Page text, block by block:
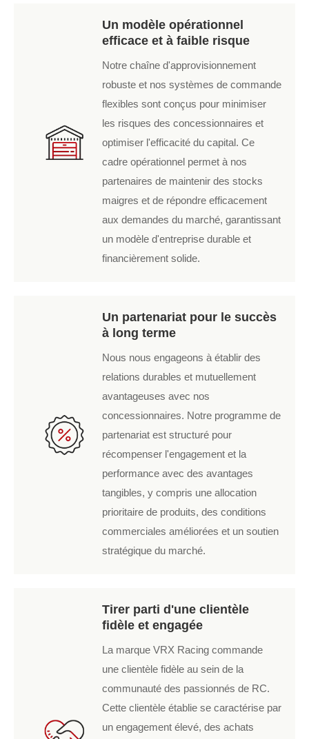
Un modèle opérationnel
efficace et à faible risque
Notre chaîne d'approvisionnement
robuste et nos systèmes de commande
flexibles sont conçus pour minimiser
les risques des concessionnaires et
optimiser l'efficacité du capital. Ce
cadre opérationnel permet à nos
partenaires de maintenir des stocks
maigres et de répondre efficacement
aux demandes du marché, garantissant
un modèle d'entreprise durable et
financièrement solide.
Un partenariat pour le succès
à long terme
Nous nous engageons à établir des
relations durables et mutuellement
avantageuses avec nos
concessionnaires. Notre programme de
partenariat est structuré pour
récompenser l'engagement et la
performance avec des avantages
tangibles, y compris une allocation
prioritaire de produits, des conditions
commerciales améliorées et un soutien
stratégique du marché.
Tirer parti d'une clientèle
fidèle et engagée
La marque VRX Racing commande
une clientèle fidèle au sein de la
communauté des passionnés de RC.
Cette clientèle établie se caractérise par
un engagement élevé, des achats